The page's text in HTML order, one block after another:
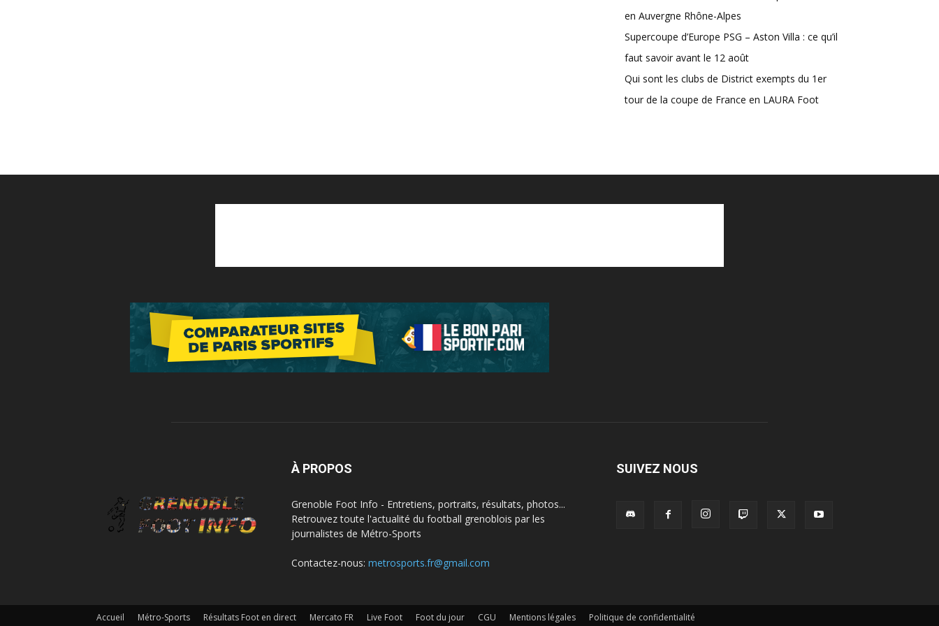
en Auvergne Rhône-Alpes
Supercoupe d’Europe PSG – Aston Villa : ce qu’il
faut savoir avant le 12 août
Qui sont les clubs de District exempts du 1er
tour de la coupe de France en LAURA Foot
À PROPOS
Grenoble Foot Info - Entretiens, portraits, résultats, photos...
Retrouvez toute l'actualité du football grenoblois par les
journalistes de Métro-Sports
Contactez-nous: metrosports.fr@gmail.com
SUIVEZ NOUS
Accueil Métro-Sports Résultats Foot en direct Mercato FR Live Foot Foot du jour CGU Mentions légales Politique de confidentialité